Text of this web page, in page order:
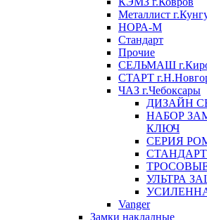
Металлист
НОРА-М
Стандарт
Прочие
СЕЛЬМАШ
СТАРТ
ЧАЗ г.Чебоксары
ДИЗАЙН
НАБОР
КЛЮЧ
СЕРИЯ
УЛЬТРА
Vanger
Замки накладные